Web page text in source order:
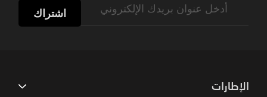
اشتراك
الإطارات